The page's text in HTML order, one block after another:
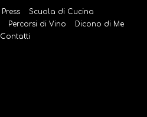
Press
Scuola di Cucina
Percorsi di Vino
Dicono di Me
Contatti